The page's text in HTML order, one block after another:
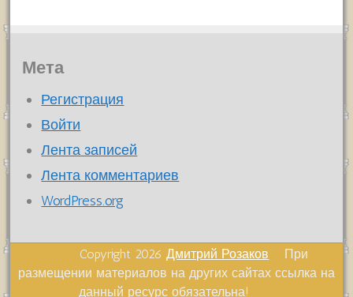
Мета
Регистрация
Войти
Лента записей
Лента комментариев
WordPress.org
Copyright 2026Дмитрий Розаков При
размещении материалов на других сайтах ссылка на
данный ресурс обязательна!